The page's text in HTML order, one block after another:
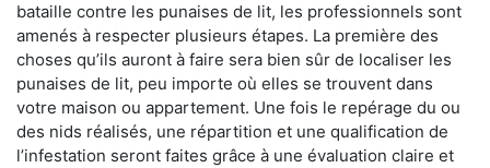
bataille contre les punaises de lit, les professionnels sont
amenés à respecter plusieurs étapes. La première des
choses qu’ils auront à faire sera bien sûr de localiser les
punaises de lit, peu importe où elles se trouvent dans
votre maison ou appartement. Une fois le repérage du ou
des nids réalisés, une répartition et une qualification de
l’infestation seront faites grâce à une évaluation claire et